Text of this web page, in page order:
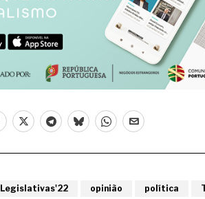
Legislativas'22 opinião política